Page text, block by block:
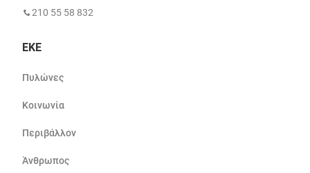
210 55 58 832
ΕΚΕ
Πυλώνες
Κοινωνία
Περιβάλλον
Άνθρωπος